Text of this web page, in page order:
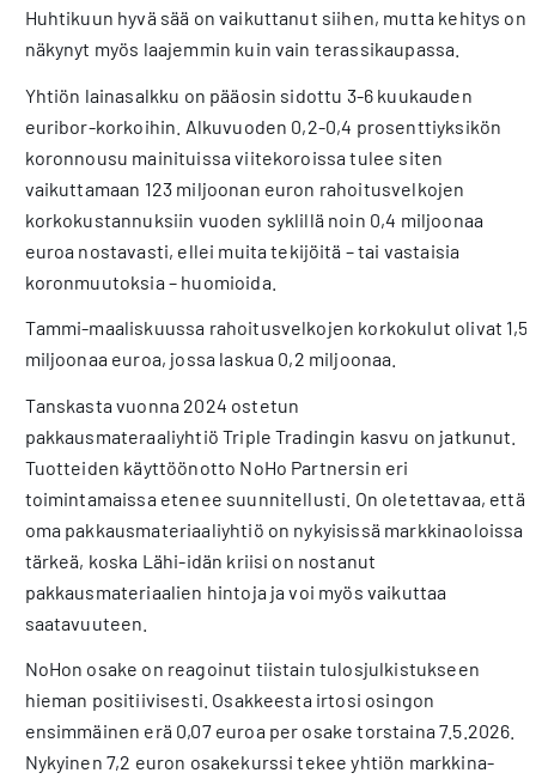
Huhtikuun hyvä sää on vaikuttanut siihen, mutta kehitys on
näkynyt myös laajemmin kuin vain terassikaupassa.
Yhtiön lainasalkku on pääosin sidottu 3-6 kuukauden
euribor-korkoihin. Alkuvuoden 0,2-0,4 prosenttiyksikön
koronnousu mainituissa viitekoroissa tulee siten
vaikuttamaan 123 miljoonan euron rahoitusvelkojen
korkokustannuksiin vuoden syklillä noin 0,4 miljoonaa
euroa nostavasti, ellei muita tekijöitä – tai vastaisia
koronmuutoksia – huomioida.
Tammi-maaliskuussa rahoitusvelkojen korkokulut olivat 1,5
miljoonaa euroa, jossa laskua 0,2 miljoonaa.
Tanskasta vuonna 2024 ostetun
pakkausmateraaliyhtiö Triple Tradingin kasvu on jatkunut.
Tuotteiden käyttöönotto NoHo Partnersin eri
toimintamaissa etenee suunnitellusti. On oletettavaa, että
oma pakkausmateriaaliyhtiö on nykyisissä markkinaoloissa
tärkeä, koska Lähi-idän kriisi on nostanut
pakkausmateriaalien hintoja ja voi myös vaikuttaa
saatavuuteen.
NoHon osake on reagoinut tiistain tulosjulkistukseen
hieman positiivisesti. Osakkeesta irtosi osingon
ensimmäinen erä 0,07 euroa per osake torstaina 7.5.2026.
Nykyinen 7,2 euron osakekurssi tekee yhtiön markkina-